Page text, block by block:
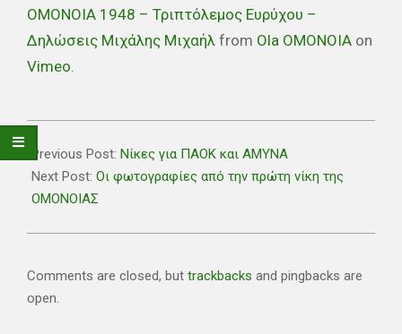
ΟΜΟΝΟΙΑ 1948 – Τριπτόλεμος Ευρύχου –
Δηλώσεις Μιχάλης Μιχαήλ from Ola OMONOIA on
Vimeo
2018-
11-
11
Previous Post: Νίκες για ΠΑΟΚ και ΑΜΥΝΑ
Next Post: Οι φωτογραφίες από την πρώτη νίκη της
ΟΜΟΝΟΙΑΣ
Comments are closed, but trackbacks and pingbacks are
open.